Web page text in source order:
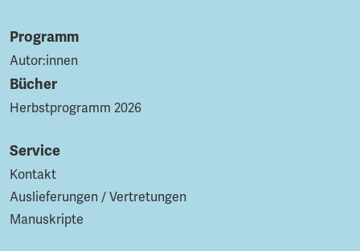
Programm
Autor:innen
Bücher
Herbstprogramm 2026
Service
Kontakt
Auslieferungen / Vertretungen
Manuskripte